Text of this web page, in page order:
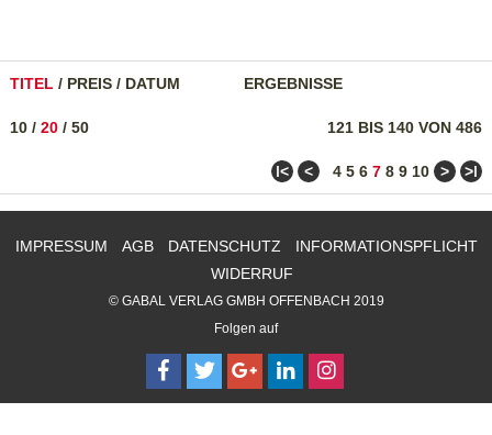
TITEL / PREIS / DATUM ERGEBNISSE
121 BIS 140 VON 486
10 / 20 / 50
ǀ< < 4 5 6 7 8 9 10 > >ǀ
IMPRESSUM AGB DATENSCHUTZ
INFORMATIONSPFLICHT
WIDERRUF
© GABAL VERLAG GMBH OFFENBACH 2019
Folgen auf